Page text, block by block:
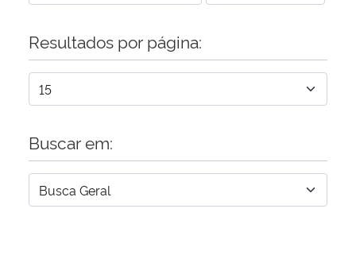
Resultados por página:
Buscar em: